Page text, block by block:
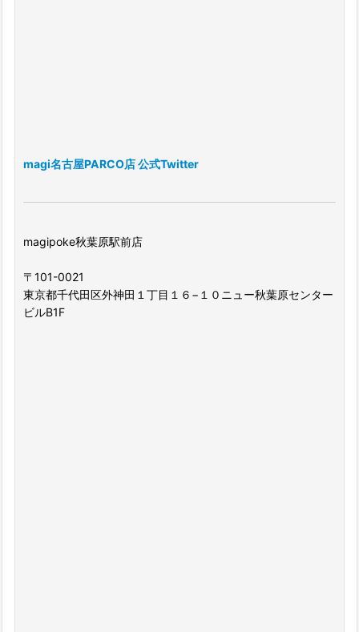
magi名古屋PARCO店 公式Twitter
magipoke秋葉原駅前店
〒101-0021
東京都千代田区外神田１丁目１６−１０ニュー秋葉原センター
ビルB1F